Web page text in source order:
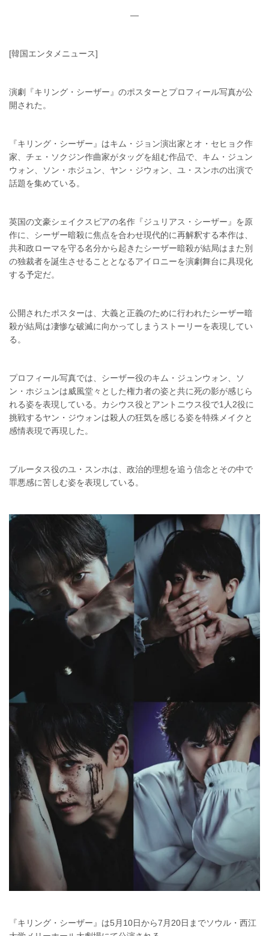
—
[韓国エンタメニュース]
演劇『キリング・シーザー』のポスターとプロフィール写真が公
開された。
『キリング・シーザー』はキム・ジョン演出家とオ・セヒョク作
家、チェ・ソクジン作曲家がタッグを組む作品で、キム・ジュン
ウォン、ソン・ホジュン、ヤン・ジウォン、ユ・スンホの出演で
話題を集めている。
英国の文豪シェイクスピアの名作『ジュリアス・シーザー』を原
作に、シーザー暗殺に焦点を合わせ現代的に再解釈する本作は、
共和政ローマを守る名分から起きたシーザー暗殺が結局はまた別
の独裁者を誕生させることとなるアイロニーを演劇舞台に具現化
する予定だ。
公開されたポスターは、大義と正義のために行われたシーザー暗
殺が結局は凄惨な破滅に向かってしまうストーリーを表現してい
る。
プロフィール写真では、シーザー役のキム・ジュンウォン、ソ
ン・ホジュンは威風堂々とした権力者の姿と共に死の影が感じら
れる姿を表現している。カシウス役とアントニウス役で1人2役に
挑戦するヤン・ジウォンは殺人の狂気を感じる姿を特殊メイクと
感情表現で再現した。
ブルータス役のユ・スンホは、政治的理想を追う信念とその中で
罪悪感に苦しむ姿を表現している。
『キリング・シーザー』は5月10日から7月20日までソウル・西江